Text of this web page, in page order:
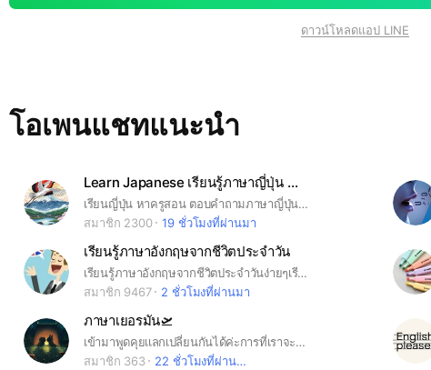
ดาวน์โหลดแอป LINE
โอเพนแชทแนะนำ
Learn Japanese เรียนรู้ภาษาญี่ปุ่น 🇯🇵
เรียนญี่ปุ่น หาครูสอน ตอบคำถามภาษาญี่ปุ่น ปรึกษาแนะแนวการศึกษาต่อ คุยเรื่องบันเทิงต่างๆ รับสอนมินนะโนะนิฮงโกะ (Minna no Nihongo) ครบจบทุกเล่ม รับงานแปลทั่วไป
สมาชิก 2300
19 ชั่วโมงที่ผ่านมา
เรียนรู้ภาษาอังกฤษจากชีวิตประจำวัน
เรียนรู้ภาษาอังกฤษจากชีวิตประจำวันง่ายๆเรียนรู้ไปด้วยกัน ฝึกคุยภาษาอังกฤษใครเจอคำศัพท์ประโยคในชีวิตประจำวันมาแชร์กัน
สมาชิก 9467
2 ชั่วโมงที่ผ่านมา
ภาษาเยอรมัน🛫
เข้ามาพูดคุยเเลกเปลี่ยนกันได้ค่ะการที่เราจะไปเรียนต่อหรือว่าจะไปเที่ยวที่เยอรมันต้องมีภาษาบ้านเค้าติดตัวไปด้วยถือว่าเป็นภาษาที่3เลนก็ว่าได้🛫💗
สมาชิก 363
22 ชั่วโมงที่ผ่านมา